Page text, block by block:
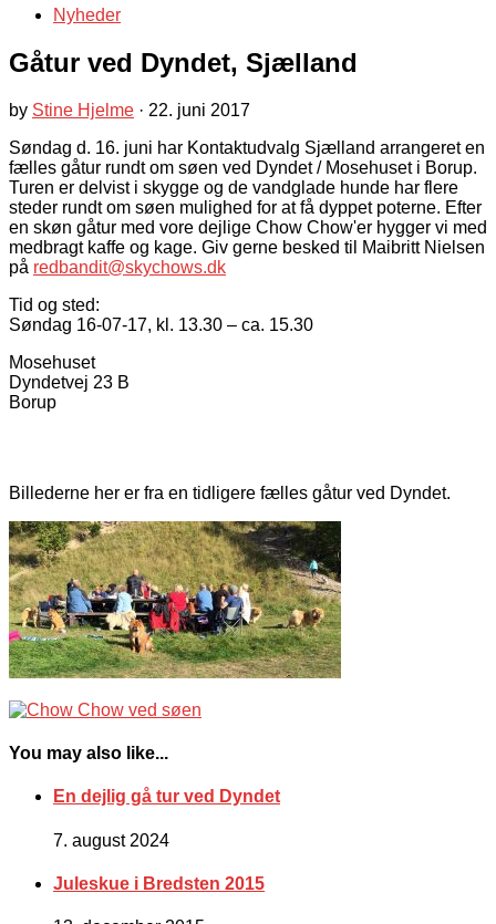
Nyheder
Gåtur ved Dyndet, Sjælland
by Stine Hjelme · 22. juni 2017
Søndag d. 16. juni har Kontaktudvalg Sjælland arrangeret en
fælles gåtur rundt om søen ved Dyndet / Mosehuset i Borup.
Turen er delvist i skygge og de vandglade hunde har flere
steder rundt om søen mulighed for at få dyppet poterne. Efter
en skøn gåtur med vore dejlige Chow Chow'er hygger vi med
medbragt kaffe og kage. Giv gerne besked til Maibritt Nielsen
på redbandit@skychows.dk
Tid og sted:
Søndag 16-07-17, kl. 13.30 – ca. 15.30
Mosehuset
Dyndetvej 23 B
Borup
Billederne her er fra en tidligere fælles gåtur ved Dyndet.
You may also like...
En dejlig gå tur ved Dyndet
7. august 2024
Juleskue i Bredsten 2015